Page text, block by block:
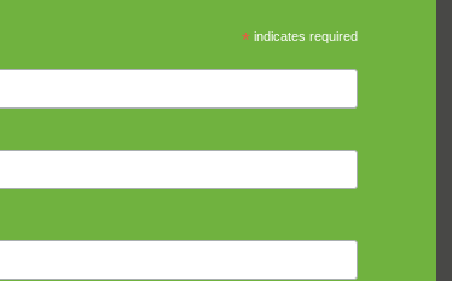
* indicates required